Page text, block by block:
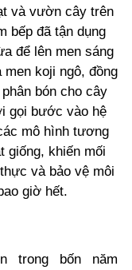
và vườn cây trên
bếp đã tận dụng
để lên men sáng
koji ngô, đồng
bón cho cây
gọi bước vào hệ
mô hình tương
giống, khiến mối
và bảo vệ môi
giờ hết.
trong bốn năm